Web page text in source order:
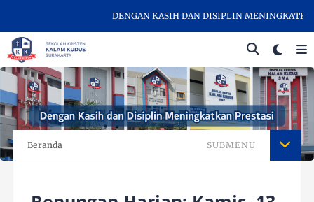
DENGAN KASIH DAN DISIPLIN MENINGKATKAN
Beranda SUBMENU